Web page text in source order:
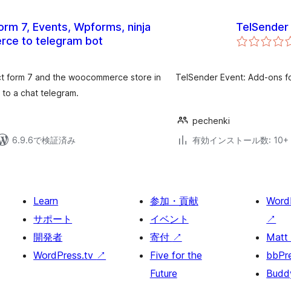
7, Events, Wpforms, ninja
to telegram bot
form 7 and the woocommerce store in
a chat telegram.
6.9.6で検証済み
TelSender
TelSender Event: Add-ons
pechenki
有効インストール数: 10+
Learn
サポート
開発者
WordPress.tv ↗
参加・貢献
イベント
寄付 ↗
Five for the
Future
↗
Matt